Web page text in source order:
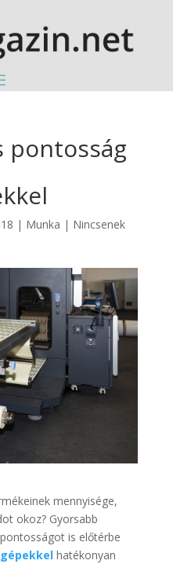
pontosság
| Munka | Nincsenek
mennyisége,
okoz? Gyorsabb
is előtérbe
hatékonyan